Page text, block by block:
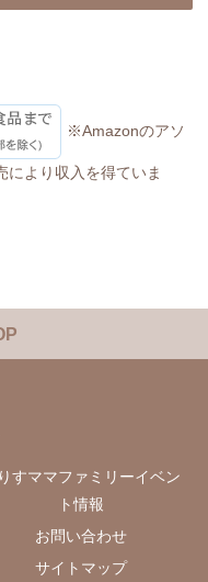
※Amazonのアソ
により収入を得ていま
すママファミリーイベン
ト情報
お問い合わせ
サイトマップ